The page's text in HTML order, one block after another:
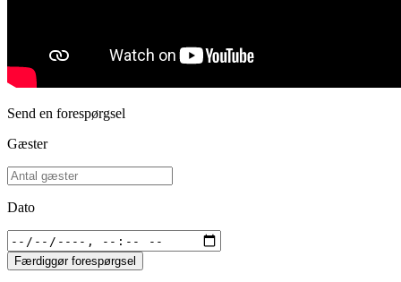
Send en forespørgsel
Gæster
Dato
Færdiggør forespørgsel